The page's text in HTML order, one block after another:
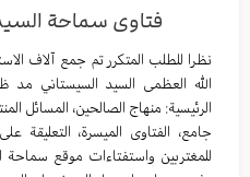
فتاوى سماحة
نظرا للطلب المتكرر تم جمع آلاف
الله العظمى السيد السيستاني مد
الرئيسية: منهاج الصالحين، المسائل
جامع، الفتاوى الميسرة، التعليقة
للمغتربين واستفتاءات موقع